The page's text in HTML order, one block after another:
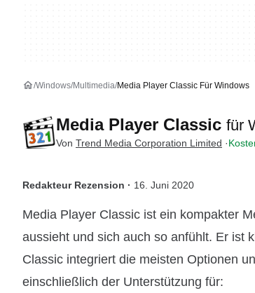
Windows Multimedia Media Player Classic Für Windows
Media Player Classic für
Von Trend Media Corporation Limited
Redakteur Rezension · 16. Juni 2020
Media Player Classic ist ein kompakter
aussieht und sich auch so anfühlt. Er ist
Classic integriert die meisten Optionen
einschließlich der Unterstützung für: